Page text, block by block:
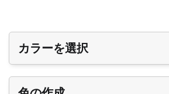
カラーを選択
デザイン色は、見たままの本来の色